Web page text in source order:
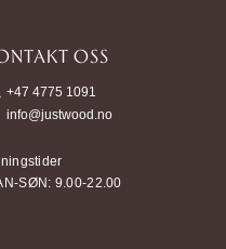
OSS
+47 4775 1091
info@justwood.no
SØN: 9.00-22.00